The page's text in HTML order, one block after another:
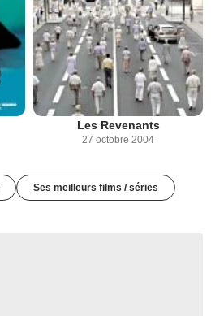
Les Revenants
27 octobre 2004
Ses meilleurs films / séries